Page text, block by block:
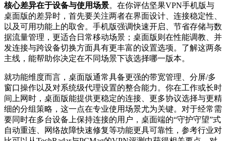
核心差异在于设备与使用场景。在你评估坚果VPN手机版与
桌面版的差异时，首先要关注两者在界面设计、连接稳定性、
以及可用功能上的取舍。手机版强调快速开启、节省存储与数
据流量管理，更适合日常移动场景；桌面版则在性能调教、并
发连接与跨设备切换方面具有更丰富的设置选项。了解这两条
主线，能帮助你决定在不同场景下该选择哪一版本。
就功能维度而言，桌面版通常具备更强的带宽管理、分屏/多
窗口操作以及对系统级代理设置的整合能力。你在工作或长时
间上网时，桌面版能提供更稳定的连接、更多协议选择与更精
细的分组策略，这一点在专业使用场景尤为关键。对于经常需
要同时在多台设备上保持连接的用户，桌面端的“守护守望”式
自动重连、网络故障快速修复等功能更具可靠性，参考行业对